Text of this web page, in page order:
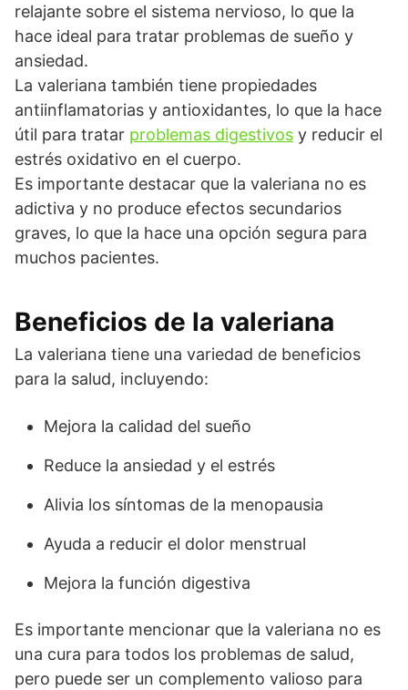
relajante sobre el sistema nervioso, lo que la
hace ideal para tratar problemas de sueño y
ansiedad.
La valeriana también tiene propiedades
antiinflamatorias y antioxidantes, lo que la hace
útil para tratar problemas digestivos y reducir el
estrés oxidativo en el cuerpo.
Es importante destacar que la valeriana no es
adictiva y no produce efectos secundarios
graves, lo que la hace una opción segura para
muchos pacientes.
Beneficios de la valeriana
La valeriana tiene una variedad de beneficios
para la salud, incluyendo:
Mejora la calidad del sueño
Reduce la ansiedad y el estrés
Alivia los síntomas de la menopausia
Ayuda a reducir el dolor menstrual
Mejora la función digestiva
Es importante mencionar que la valeriana no es
una cura para todos los problemas de salud,
pero puede ser un complemento valioso para